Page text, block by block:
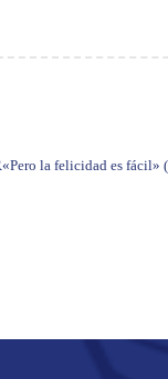
«Pero la felicidad es fácil»